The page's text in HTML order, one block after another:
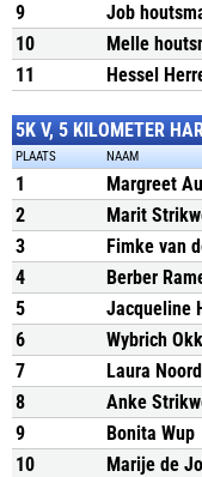
9
Job
10
Melle
11
Hessel
5K V, 5 KILOMETER
PLAATS NAAM
1 Margreet
2
Marit
3
Fimke van
4
Berber
5
Jacqueline
6
Wybrich
7
Laura
8
Anke
9
Bonita Wup
10
Marije de